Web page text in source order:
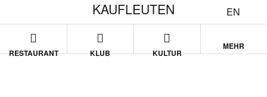
EN
KAUFLEUTEN
RESTAURANT KLUB KULTUR
MEHR